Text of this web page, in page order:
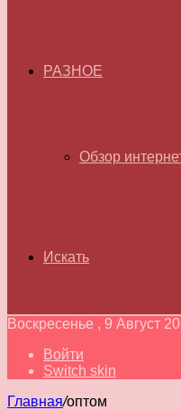
РАЗНОЕ
Обзор
Искать
Воскресенье , 9 Август
Войти
Switch skin
Главная/оптом